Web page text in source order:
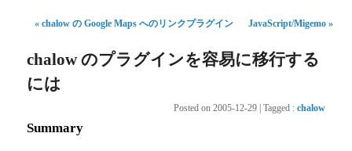
« chalow の Google Maps へのリンクプラグイン JavaScript/Migemo »
chalow のプラグインを容易に移行する
には
Posted on 2005-12-29 Tagged : chalow
Summary